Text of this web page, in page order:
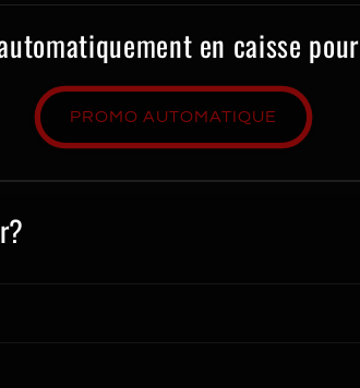
en caisse pour
PROMO AUTOMATIQUE